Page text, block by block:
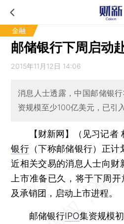
金融
邮储银行下周启动
2015年11月12日 14:06
消息人士透露，中国邮储银
资规模至少100亿美元，已引
【财新网】（见习记者
银行 （下称邮储银行）正
近相关交易的消息人士向财
上市准备已久，将于下周开
及承销团，启动上市进程。
邮储银行IPO集资规模